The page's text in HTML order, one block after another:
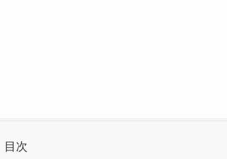
目次